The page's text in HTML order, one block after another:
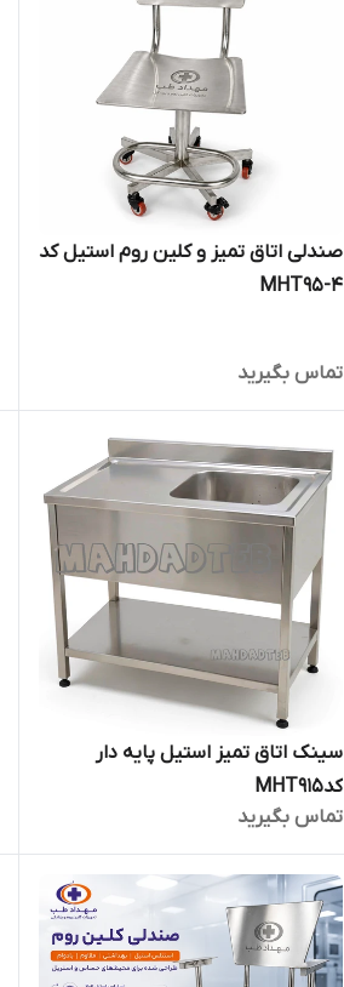
صندلی اتاق تمیز و کلین روم استیل کد
MHT95-4
تماس بگیرید
سینک اتاق تمیز استیل پایه دار
کدMHT915
تماس بگیرید